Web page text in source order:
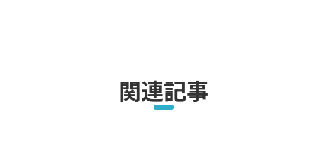
関連記事